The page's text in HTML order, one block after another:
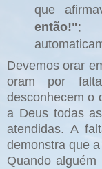
que
então!";
Devemos orar
oram por
desconhecem o
a Deus todas
atendidas. A
demonstra que
Quando